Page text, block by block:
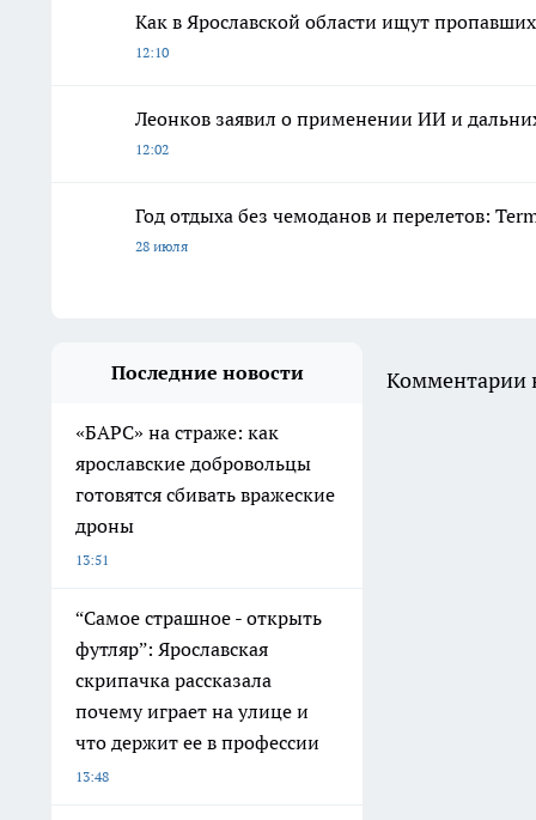
Как в Ярославской области ищут
12:10
Леонков заявил о применении ИИ и
12:02
Год отдыха без чемоданов и перелетов:
28 июля
Последние новости
«БАРС» на страже: как
ярославские добровольцы
готовятся сбивать вражеские
дроны
13:51
“Самое страшное - открыть
футляр”: Ярославская
скрипачка рассказала
почему играет на улице и
что держит ее в профессии
13:48
Комментарии